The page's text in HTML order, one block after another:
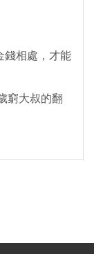
錢相處，才能
窮大叔的翻